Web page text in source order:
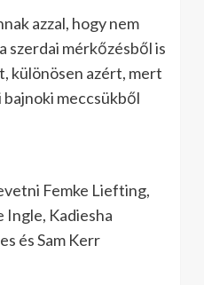
azzal, hogy nem
szerdai mérkőzésből is
különösen azért, mert
meccsükből
Femke Liefting,
Ingle, Kadiesha
és Sam Kerr